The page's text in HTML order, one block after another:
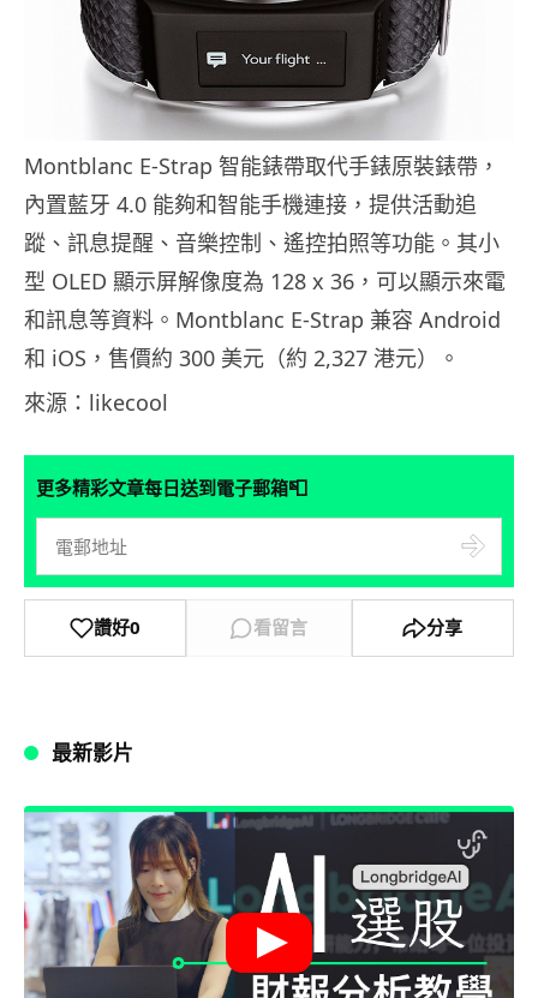
Montblanc E-Strap 智能錶帶取代手錶原裝錶帶，
內置藍牙 4.0 能夠和智能手機連接，提供活動追
蹤、訊息提醒、音樂控制、遙控拍照等功能。其小
型 OLED 顯示屏解像度為 128 x 36，可以顯示來電
和訊息等資料。Montblanc E-Strap 兼容 Android
和 iOS，售價約 300 美元（約 2,327 港元）。
來源：likecool
更多精彩文章每日送到電子郵箱📮
讚好0 看留言 分享
最新影片